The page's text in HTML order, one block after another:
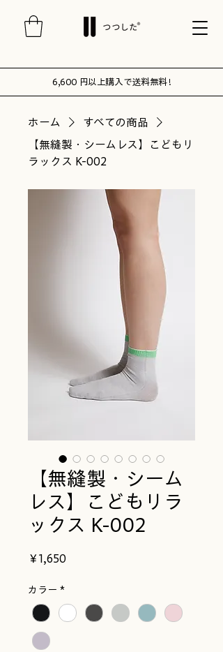
6,600 円以上購入で送料無料 !
ホーム
すべての商品
【無縫製・シームレス】こどもリ
ラックス K-002
【無縫製・シーム
レス】こどもリラ
ックス K-002
￥1,650
カラー *